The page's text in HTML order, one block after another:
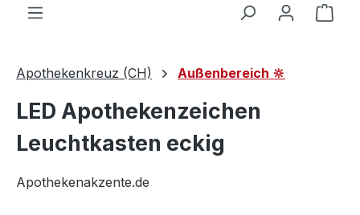
Apothekenkreuz (CH) Außenbereich 🔆
LED Apothekenzeichen
Leuchtkasten eckig
Apothekenakzente.de